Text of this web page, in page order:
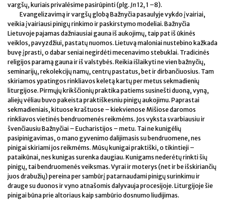
vargšų, kuriais privalėsime pasirūpinti (plg. Jn12, 1 –8).
Evangelizavimą ir vargšų globą Bažnyčia pasaulyje vykdo įvairiai,
veikia įvairiausi pinigų rinkimo ir paskirstymo modeliai. Bažnyčia
Lietuvoje pajamas dažniausiai gauna iš aukojimų, taip pat iš ūkinės
veiklos, pavyzdžiui, pastatų nuomos. Lietuvą maloniai nustebino kažkada
buvę įprasti, o dabar seniai negirdėti mecenavimo stebuklai. Tradicinės
religijos paramą gauna ir iš valstybės. Reikia išlaikyti ne vien bažnyčių,
seminarijų, rekolekcijų namų, centrų pastatus, bet ir dirbančiuosius. Tam
skiriamos ypatingos rinkliavos keletą kartų per metus sekmadienių
liturgijose. Pirmųjų krikščionių praktika patiems susinešti duoną, vyną,
aliejų vėliau buvo pakeista praktiškesniu pinigų aukojimu. Paprastai
sekmadieniais, kituose kraštuose – kiekvienose Mišiose daromos
rinkliavos vietinės bendruomenės reikmėms. Jos vyksta svarbiausiu ir
švenčiausiu Bažnyčiai – Eucharistijos – metu. Tai ne kunigėlių
pasipinigavimas, o mano gyvenimo dalijimasis su bendruomene, nes
pinigai skiriami jos reikmėms. Mūsų kunigai praktiški, o tikintieji –
pataikūnai, nes kunigas surenka daugiau. Kunigams nederėtų rinkti šių
pinigų, tai bendruomenės veiksmas. Vyrai ir moterys (net ir be išskiriančių
juos drabužių) pereina per sambūrį patarnaudami pinigų surinkimu ir
drauge su duonos ir vyno atnašomis dalyvauja procesijoje. Liturgijoje šie
pinigai būna prie altoriaus kaip sambūrio dosnumo liudijimas.